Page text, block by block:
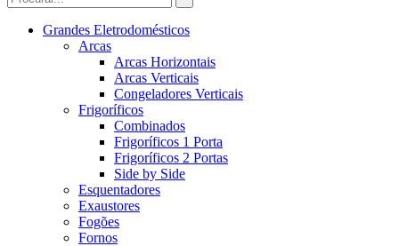
Grandes Eletrodomésticos
Arcas
Arcas Horizontais
Arcas Verticais
Congeladores Verticais
Frigoríficos
Combinados
Frigoríficos 1 Porta
Frigoríficos 2 Portas
Side by Side
Esquentadores
Exaustores
Fogões
Fornos